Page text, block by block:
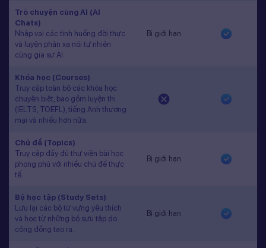
Trò chuyện cùng AI (AI
Chats)
Nhập vai các tình huống đời thực
và luyện phản xạ nói tự nhiên
cùng gia sư AI.
Bị giới hạn
Khóa học (Courses)
Truy cập toàn bộ các khóa học
chuyên biệt, bao gồm luyện thi
(IELTS, TOEFL), tiếng Anh thương
mại và nhiều hơn nữa.
Chủ đề (Topics)
Truy cập đầy đủ thư viện bài học
phong phú với nhiều chủ đề thực
tế.
Bị giới hạn
Bộ học tập (Study Sets)
Lưu lại các bộ từ vựng yêu thích
và học từ những bộ sưu tập do
cộng đồng tạo ra.
Bị giới hạn